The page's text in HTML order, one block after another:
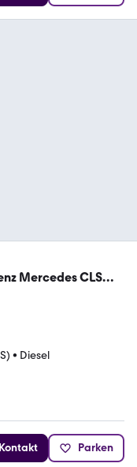
Mercedes CLS
• Diesel
Kontakt Parken